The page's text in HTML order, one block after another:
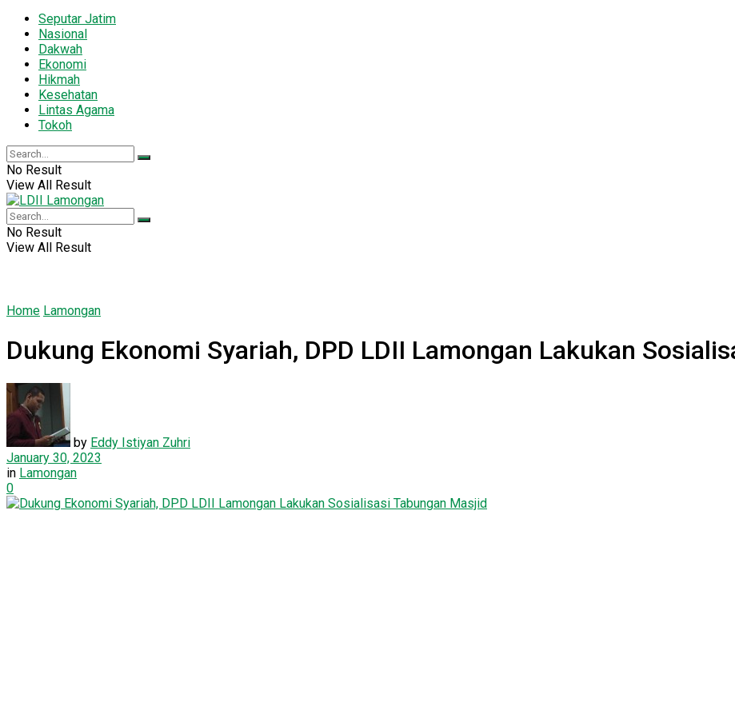
Seputar Jatim
Nasional
Dakwah
Ekonomi
Hikmah
Kesehatan
Lintas Agama
Tokoh
No Result
View All Result
No Result
View All Result
Home Lamongan
Dukung Ekonomi Syariah, DPD LDII Lamongan Lakukan
by Eddy Istiyan Zuhri
January 30, 2023
in Lamongan
0